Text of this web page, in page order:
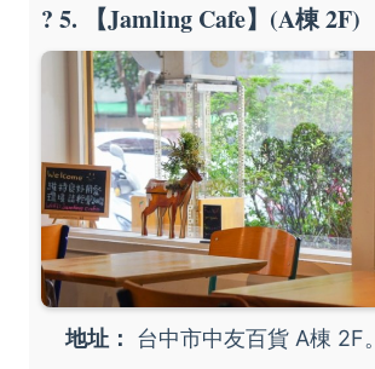
? 5. 【Jamling Cafe】(A棟 2F)
地址：
台中市中友百貨 A棟 2F。